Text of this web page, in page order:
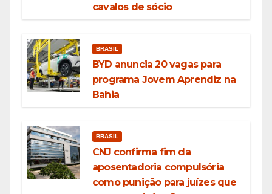
cavalos de sócio
BRASIL
BYD anuncia 20 vagas para
programa Jovem Aprendiz na
Bahia
BRASIL
CNJ confirma fim da
aposentadoria compulsória
como punição para juízes que